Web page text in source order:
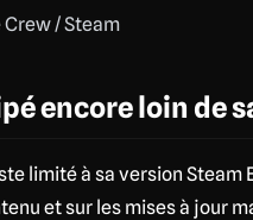
/ Steam
encore loin de
limité à sa version Steam
et sur les mises à jour